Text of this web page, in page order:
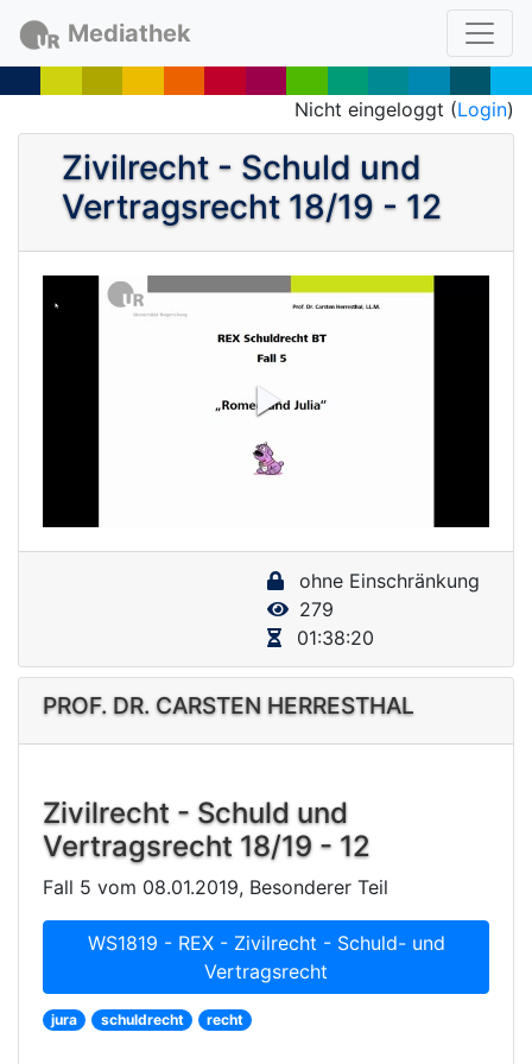
Mediathek
Nicht eingeloggt (Login)
Zivilrecht - Schuld und
Vertragsrecht 18/19 - 12
P
l
V
i
d
e
o
ohne Einschränkung
279
01:38:20
PROF. DR. CARSTEN HERRESTHAL
Zivilrecht - Schuld und
Vertragsrecht 18/19 - 12
Fall 5 vom 08.01.2019, Besonderer Teil
WS1819 - REX - Zivilrecht - Schuld- und
Vertragsrecht
jura schuldrecht recht